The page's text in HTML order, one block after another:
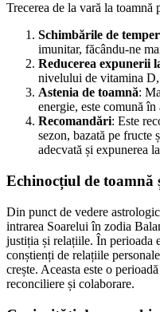
Trecerea de la vară la toamnă
Schimbările de
imunitar, făcându-ne
Reducerea expunerii
nivelului de vitamina D,
Astenia de toamnă:
energie, este comună în
Recomandări: Este
sezon, bazată pe fructe
adecvată și expunerea
Echinocțiul de toamnă
Din punct de vedere
intrarea Soarelui în zodia
justiția și relațiile. În perioada
conștienți de relațiile
crește. Aceasta este o
reconciliere și colaborare.